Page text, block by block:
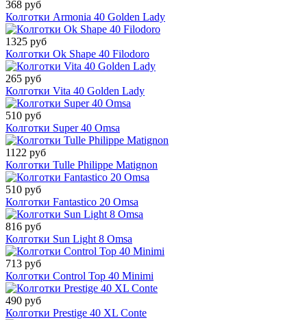
368 руб
Колготки Armonia 40 Golden Lady
1325 руб
Колготки Ok Shape 40 Filodoro
265 руб
Колготки Vita 40 Golden Lady
510 руб
Колготки Super 40 Omsa
1122 руб
Колготки Tulle Philippe Matignon
510 руб
Колготки Fantastico 20 Omsa
816 руб
Колготки Sun Light 8 Omsa
713 руб
Колготки Control Top 40 Minimi
490 руб
Колготки Prestige 40 XL Conte